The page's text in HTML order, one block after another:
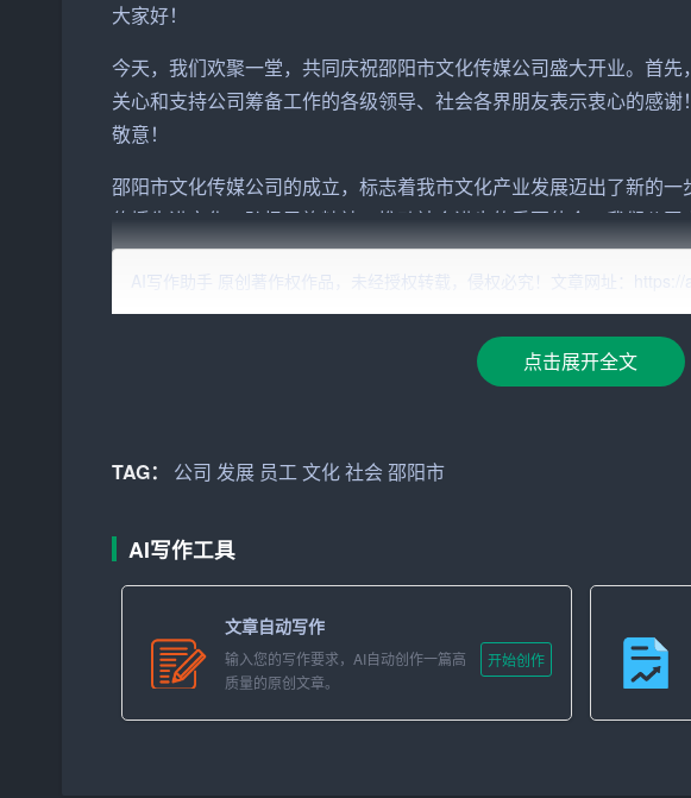
大家好！
今天，我们欢聚一堂，共同庆祝邵阳市文化传媒公司盛大开业。首
关心和支持公司筹备工作的各级领导、 社会各界朋友表示衷心的感
敬意！
邵阳市文化传媒公司的成立，标志着我市文化产业发展迈出了新的一
传播先进文化、弘扬民族精神、推动社会进步的重要使命。我们公
一家具有广泛影响力、竞争力、创新力的文化传媒企业。
等技术的普及，传统媒体和新媒体之间的融合与竞争日益激烈。面对
首先，我们要坚定文化自信，传承和弘扬中华民族优秀传统文化。
动社会主义文化繁荣兴盛。
提升技术水平，同时加强与国内知名媒体的技术交流与合作，不断探
再次，我们要打造一流团队，培养高素质人才。公司将继续深化人
人才。同时，加强员工培训，提高全体员工的政治素养、业务能力
才保障。
AI写作助手 原创著作权作品，未经授权转载，侵权必究！文章网址：
点击展开全文
TAG： 公司 发展 员工文化社会 邵阳市
AI写作工具
文章自动写作
输入您的写作要求，AI自动创作一篇高
质量的原创文章。
开始创作